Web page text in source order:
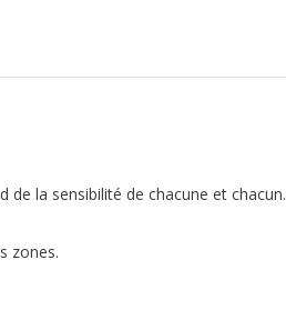
de la sensibilité de chacune et chacun.
zones.